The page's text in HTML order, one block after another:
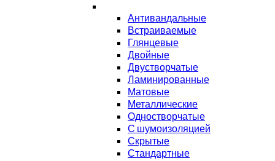
Антивандальные
Встраиваемые
Глянцевые
Двойные
Двустворчатые
Ламинированные
Матовые
Металлические
Одностворчатые
С шумоизоляцией
Скрытые
Стандартные